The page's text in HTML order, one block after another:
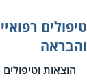
טיפולים
והבראה
הוצאות וטיפולים